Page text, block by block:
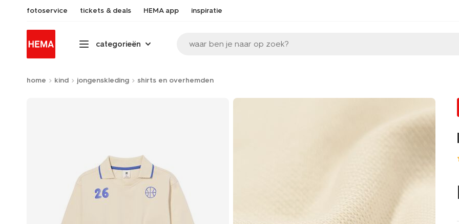
fotoservice tickets & deals HEMA app inspiratie
categorieën waar ben je naar op zoek?
home kind jongenskleding shirts en overhemden